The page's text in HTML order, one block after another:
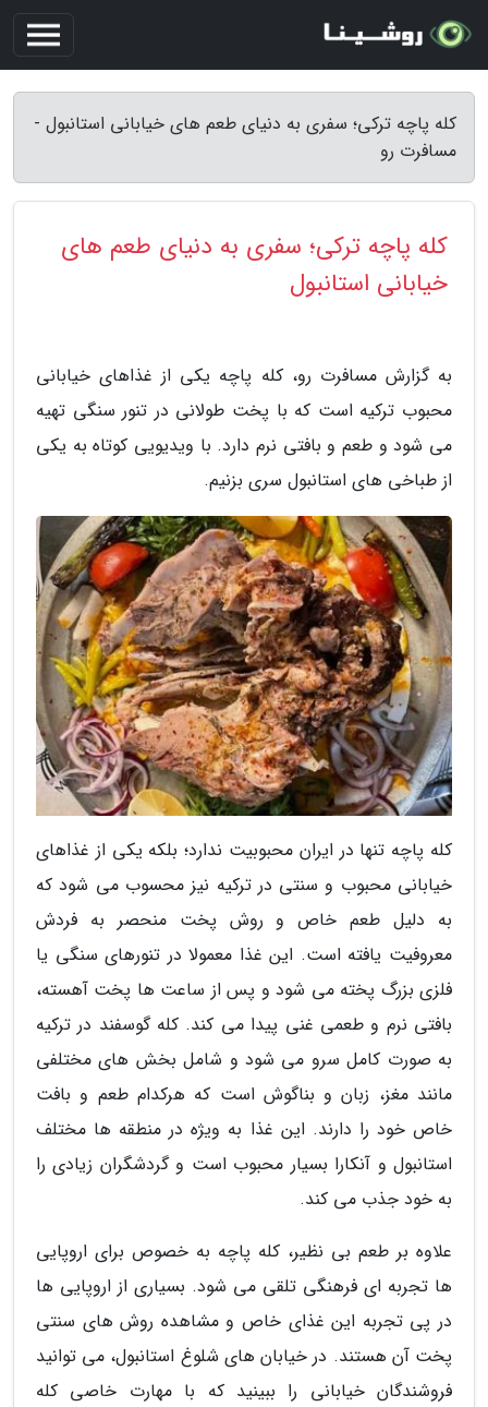
کله پاچه ترکی؛ سفری به دنیای طعم های خیابانی استانبول -
مسافرت رو
کله پاچه ترکی؛ سفری به دنیای طعم های
خیابانی استانبول
به گزارش مسافرت رو، کله پاچه یکی از غذاهای خیابانی
محبوب ترکیه است که با پخت طولانی در تنور سنگی تهیه
می شود و طعم و بافتی نرم دارد. با ویدیویی کوتاه به یکی
از طباخی های استانبول سری بزنیم.
کله پاچه تنها در ایران محبوبیت ندارد؛ بلکه یکی از غذاهای
خیابانی محبوب و سنتی در ترکیه نیز محسوب می شود که
به دلیل طعم خاص و روش پخت منحصر به فردش
معروفیت یافته است. این غذا معمولا در تنورهای سنگی یا
فلزی بزرگ پخته می شود و پس از ساعت ها پخت آهسته،
بافتی نرم و طعمی غنی پیدا می کند. کله گوسفند در ترکیه
به صورت کامل سرو می شود و شامل بخش های مختلفی
مانند مغز، زبان و بناگوش است که هرکدام طعم و بافت
خاص خود را دارند. این غذا به ویژه در منطقه ها مختلف
استانبول و آنکارا بسیار محبوب است و گردشگران زیادی را
به خود جذب می کند.
علاوه بر طعم بی نظیر، کله پاچه به خصوص برای اروپایی
ها تجربه ای فرهنگی تلقی می شود. بسیاری از اروپایی ها
در پی تجربه این غذای خاص و مشاهده روش های سنتی
پخت آن هستند. در خیابان های شلوغ استانبول، می توانید
فروشندگان خیابانی را ببینید که با مهارت خاصی کله